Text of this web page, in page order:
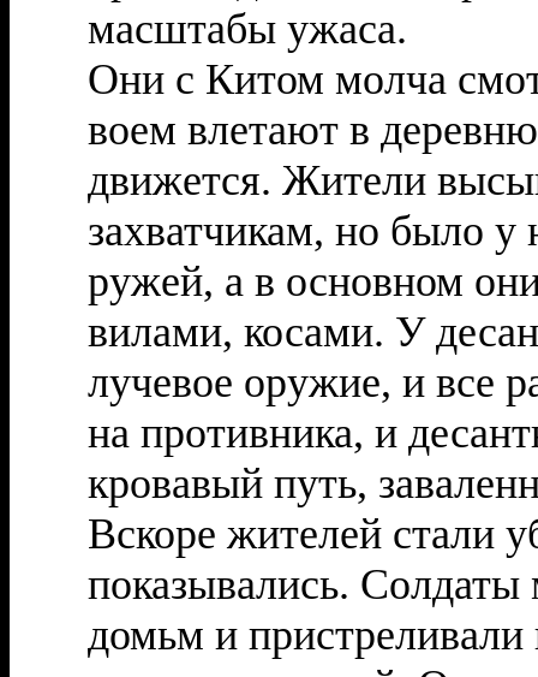
масштабы ужаса.
Они с Китом молча
воем влетают в
движется. Жители
захватчикам, но было у
ружей, а в основном
вилами, косами. У
лучевое оружие, и все
на противника, и
кровавый путь,
Вскоре жителей стали
показывались.
домьм и